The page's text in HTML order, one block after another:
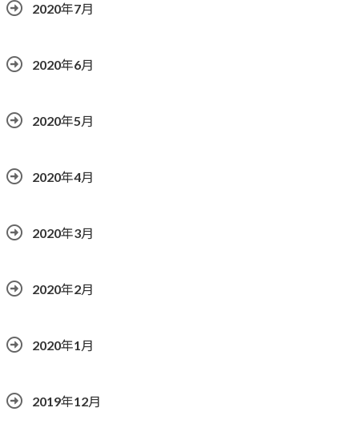
2020年7月
2020年6月
2020年5月
2020年4月
2020年3月
2020年2月
2020年1月
2019年12月